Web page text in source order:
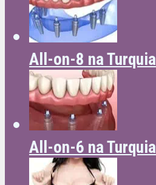
All-on-8 na Turquia
All-on-6 na Turquia